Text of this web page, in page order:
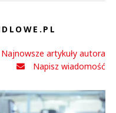
Najnowsze artykuły autora
Napisz wiadomość